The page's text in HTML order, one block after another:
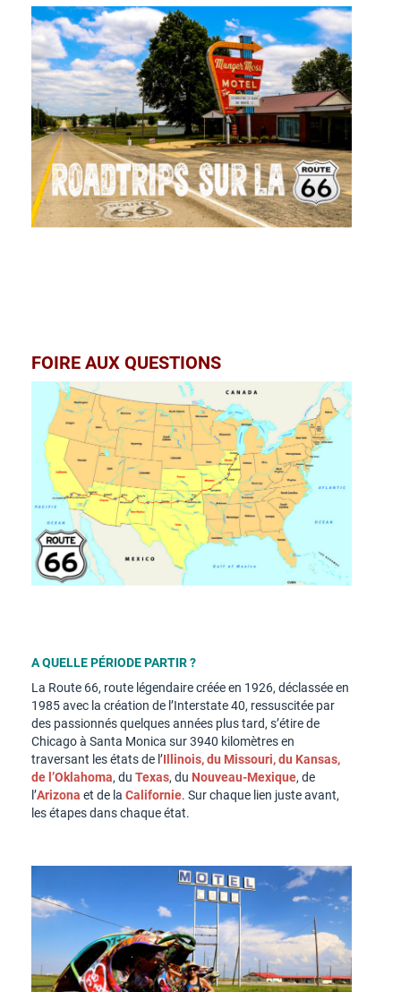
FOIRE AUX QUESTIONS
A QUELLE PÉRIODE PARTIR ?
La Route 66, route légendaire créée en 1926, déclassée en
1985 avec la création de l’Interstate 40, ressuscitée par
des passionnés quelques années plus tard, s’étire de
Chicago à Santa Monica sur 3940 kilomètres en
traversant les états de l’Illinois, du Missouri, du Kansas,
de l’Oklahoma, du Texas, du Nouveau-Mexique, de
l’Arizona et de la Californie. Sur chaque lien juste avant,
les étapes dans chaque état.